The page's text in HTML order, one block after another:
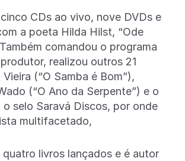
CDs ao vivo, nove DVDs e
a poeta Hilda Hilst, “Ode
comandou o programa
realizou outros 21
(“O Samba é Bom”),
(“O Ano da Serpente”) e o
selo Saravá Discos, por onde
multifacetado,
livros lançados e é autor